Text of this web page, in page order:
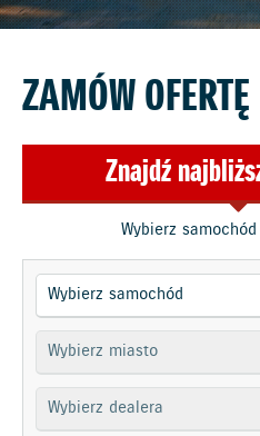
ZAMÓW OFERTĘ
Znajdź
Wybierz